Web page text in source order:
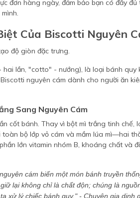
đơn hàng ngày, đảm bảo bạn có đầy
Của Biscotti Nguyên
lần, "cotto" - nướng), là loại bánh quy
nguyên cám dành cho người ăn
Sang Nguyên Cám
cốt bánh. Thay vì bột mì trắng tinh chế,
toàn bộ lớp vỏ cám và mầm lúa mì—hai
lớn vitamin nhóm B, khoáng chất và
cám biến một món bánh truyền
lại không chỉ là chất độn; chúng là
xử lý chiếc bánh quy." - Chuyên gia dinh